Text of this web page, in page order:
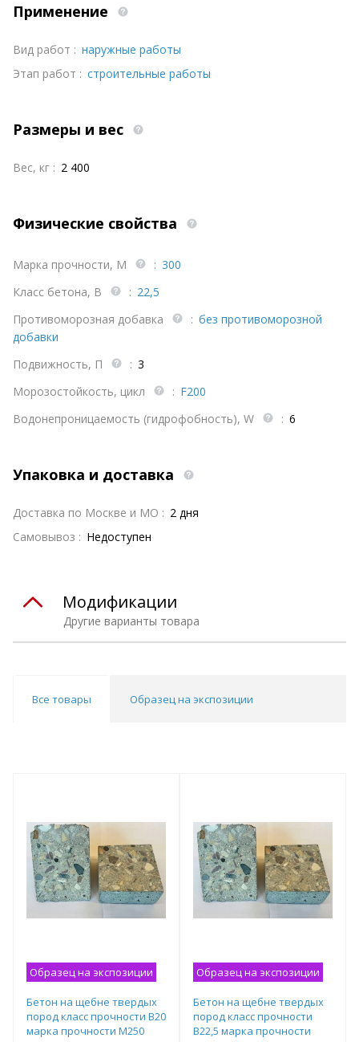
Применение
Вид работ : наружные работы
Этап работ : строительные работы
Размеры и вес
Вес, кг : 2 400
Физические свойства
Марка прочности, М : 300
Класс бетона, В
: 22,5
Противоморозная добавка
: без противоморозной
добавки
Подвижность, П
: 3
Морозостойкость, цикл
: F200
Водонепроницаемость (гидрофобность), W
: 6
Упаковка и доставка
Доставка по Москве и МО : 2 дня
Самовывоз : Недоступен
Другие варианты товара
Модификации
Все товары Образец на экспозиции
Образец на экспозиции
Бетон на щебне твердых
пород класс прочности B20
марка прочности М250
Образец на экспозиции
Бетон на щебне твердых
пород класс прочности
B22,5 марка прочности